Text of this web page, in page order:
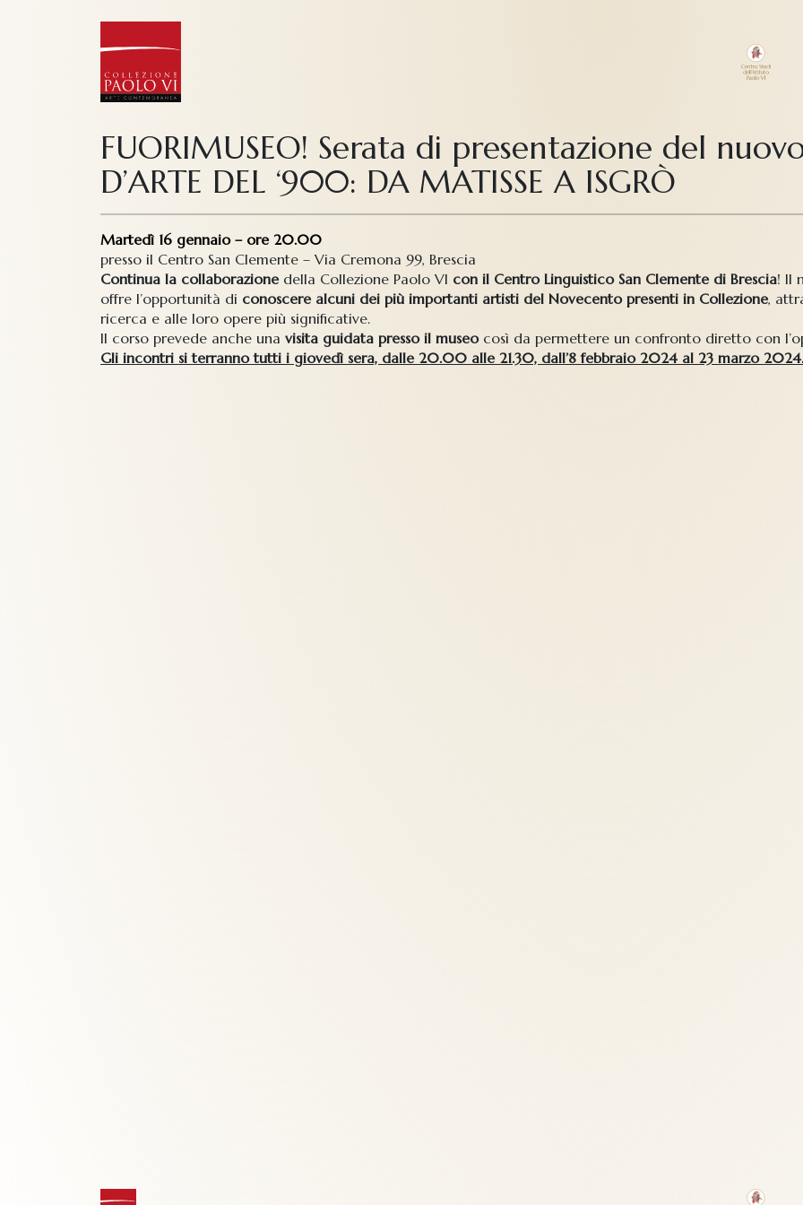
FUORIMUSEO! Serata di presentazione del
D’ARTE DEL ‘900: DA MATISSE A ISGRÒ
Martedì 16 gennaio – ore 20.00
presso il Centro San Clemente – Via Cremona 99, Brescia
Continua la collaborazione della Collezione Paolo VI con il Centro Linguistico San Clemente di Brescia! Il
offre l’opportunità di conoscere alcuni dei più importanti artisti del Novecento presenti in Collezione,
ricerca e alle loro opere più significative.
Il corso prevede anche una visita guidata presso il museocosì da permettere un confronto diretto con
Gli incontri si terranno tutti i giovedì sera, dalle 20.00 alle 21.30, dall’8 febbraio 2024 al 23 marzo 2024.